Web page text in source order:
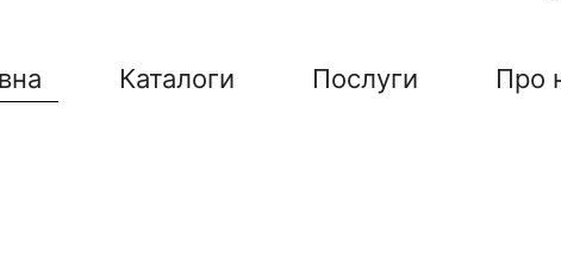
Каталоги Послуги Про